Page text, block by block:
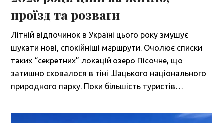
проїзд та розваги
Літній відпочинок в Україні цього року змушує
шукати нові, спокійніші маршрути. Очолює списки
таких “секретних” локацій озеро Пісочне, що
затишно сховалося в тіні Шацького національного
природного парку. Поки більшість туристів…